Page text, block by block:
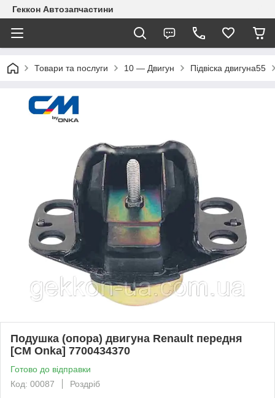
Геккон Автозапчастини
Товари та послуги 10 — Двигун Підвіска двигуна55
Подушка (опора) двигуна Renault передня
[CM Onka] 7700434370
Готово до відправки
Код: 00087
Роздріб